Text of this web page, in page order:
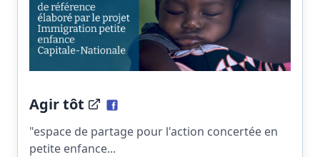
Agir tôt
"espace de partage pour l'action concertée en
petite enfance...